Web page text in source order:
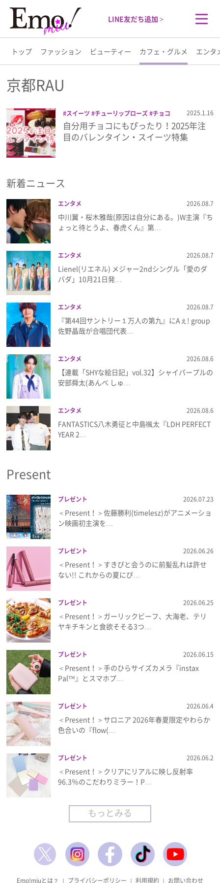
LINE友だち追加 >
トップ ファッション ビューティー カフェ・グルメ エンタ
トップ
ファッション
ビューティー
カフェ・グルメ
エンタメ
ライフスタイル
プレゼント
インタビュー
フィルム
Emoメン
ランキング
Emo!miuとは？
免責事項
プライバシーポリシー
利用規約
お問い合わせ
京都RAU
スイーツ チューリップローズ
チョコ
レート パレスホテル東京 バレンタイン
ピエール マルコリーニ
フォションホテ
ル京都 京都RAU
2025.1.16
自分用チョコにもぴったり！2025年注
目のバレンタイン・スイーツ特集
新着ニュース
エンタメ 2026.08.7
中川翼・桜木雅哉(原因は自分にある。)W主演『ち
ょっと待とうよ、春虎くん』第…
エンタメ 2026.08.7
Lienel(リエネル) メジャー2ndシングル「愛のダ
バダ」10月21日発…
エンタメ 2026.08.7
『第44回サントリー１万人の第九』にAぇ! group
佐野晶哉が合唱団代表…
エンタメ 2026.08.6
【連載「SHYな絵日記」vol.32】シャイパープルの
安部舜太(あんべ しゅ…
エンタメ 2026.08.6
FANTASTICS八木勇征と中島颯太『LDH PERFECT
YEAR 2…
Present
プレゼント 2026.07.23
＜Present！＞佐藤勝利(timelesz)がアニメーショ
ン映画初主演を…
プレゼント 2026.06.26
＜Present！＞すきぴと会うのに前髪乱れは許せ
ない!! これからの夏にぴ…
プレゼント 2026.06.25
＜Present！＞ガーリックビーフ、大海老、テリ
ヤキチキンと食欲そそる3つ…
プレゼント 2026.06.15
＜Present！＞手のひらサイズカメラ『instax
Pal™』とスマホプ…
プレゼント 2026.06.4
＜Present！＞サロニア 2026年春夏限定やわらか
色合いの『flow(…
プレゼント 2026.06.2
＜Present！＞クリアにリアルに映し反射率
96.3％のこだわりミラー！P…
もっとみる
Emo!miuとは？ ｜ プライバシーポリシー ｜ 利用規約 ｜ お問い合わせ